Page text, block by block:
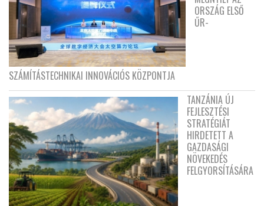
ORSZÁG ELSŐ
ŰR-
SZÁMÍTÁSTECHNIKAI INNOVÁCIÓS KÖZPONTJA
TANZÁNIA ÚJ
FEJLESZTÉSI
STRATÉGIÁT
HIRDETETT A
GAZDASÁGI
NÖVEKEDÉS
FELGYORSÍTÁSÁRA